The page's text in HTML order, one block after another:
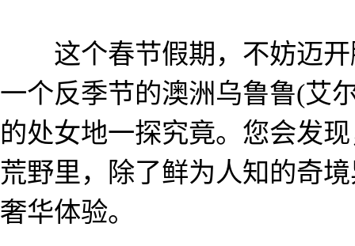
这个春节假期，不妨迈开
一个反季节的澳洲乌鲁鲁(艾
的处女地一探究竟。您会发
荒野里，除了鲜为人知的奇
奢华体验。